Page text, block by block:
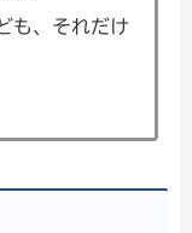
も、それだけ